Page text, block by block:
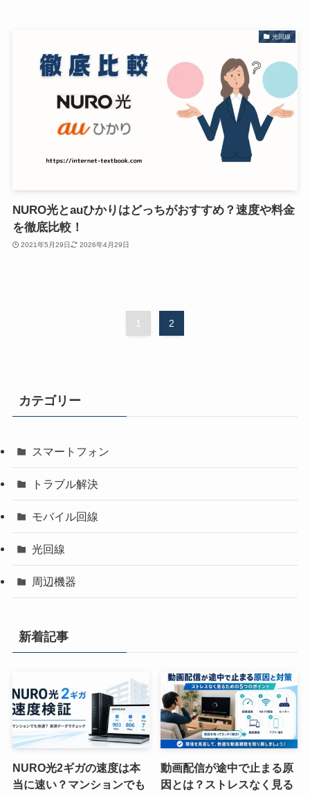
光回線
NURO光とauひかりはどっちがおすすめ？速度や料金
を徹底比較！
2021年5月29日 2026年4月29日
1 2
カテゴリー
スマートフォン
トラブル解決
モバイル回線
光回線
周辺機器
新着記事
NURO光2ギガの速度は本
当に速い？マンションでも
動画配信が途中で止まる原
因とは？ストレスなく見る